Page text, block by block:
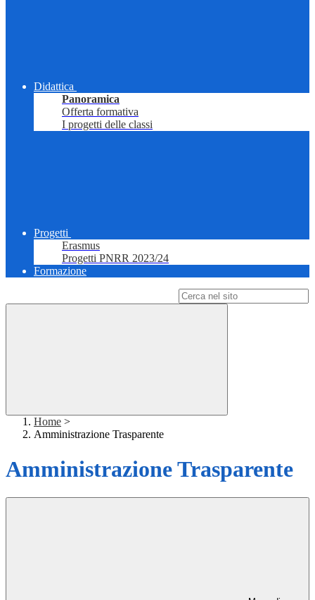
Didattica
Panoramica
Offerta formativa
I progetti delle classi
Progetti
Erasmus
Progetti PNRR 2023/24
Formazione
Home >
Amministrazione Trasparente
Amministrazione Trasparente